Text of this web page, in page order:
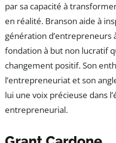
par sa capacité à
en réalité. Branson aide à
génération d’entrepreneurs
fondation à but non lucratif
changement positif. Son
l’entrepreneuriat et son
lui une voix précieuse dans
entrepreneurial.